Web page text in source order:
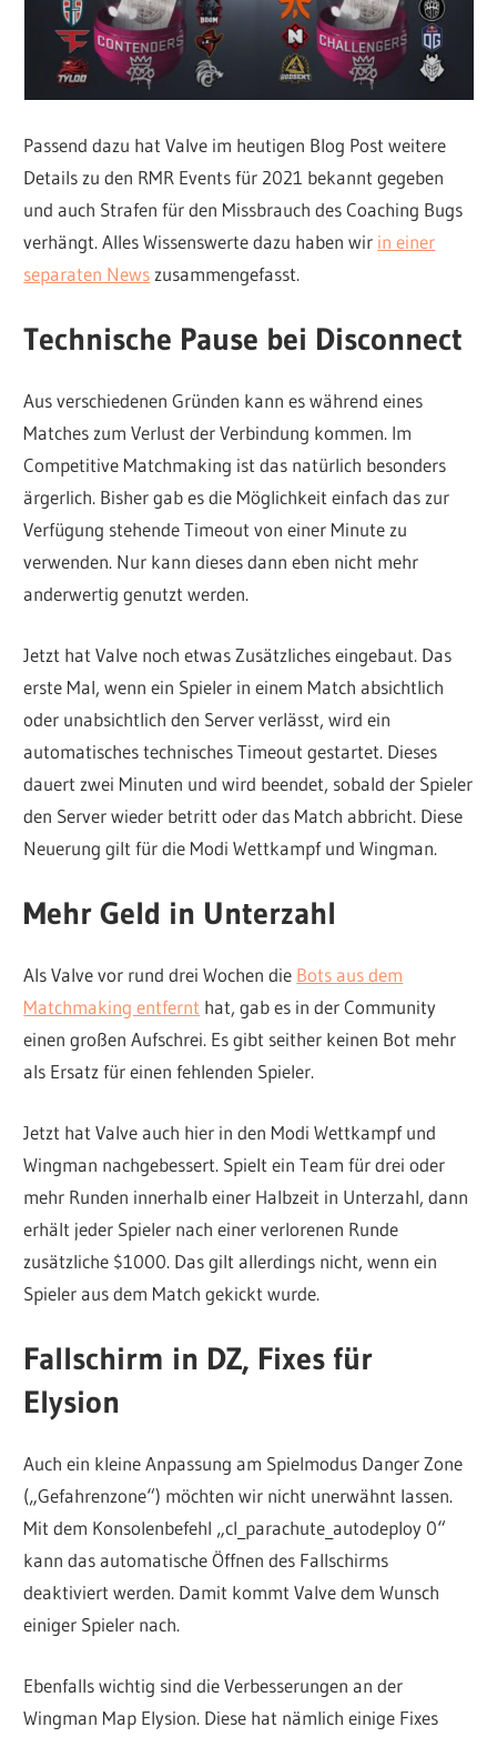
Passend dazu hat Valve im heutigen Blog Post weitere
Details zu den RMR Events für 2021 bekannt gegeben
und auch Strafen für den Missbrauch des Coaching Bugs
verhängt. Alles Wissenswerte dazu haben wir in einer
separaten News zusammengefasst.
Technische Pause bei Disconnect
Aus verschiedenen Gründen kann es während eines
Matches zum Verlust der Verbindung kommen. Im
Competitive Matchmaking ist das natürlich besonders
ärgerlich. Bisher gab es die Möglichkeit einfach das zur
Verfügung stehende Timeout von einer Minute zu
verwenden. Nur kann dieses dann eben nicht mehr
anderwertig genutzt werden.
Jetzt hat Valve noch etwas Zusätzliches eingebaut. Das
erste Mal, wenn ein Spieler in einem Match absichtlich
oder unabsichtlich den Server verlässt, wird ein
automatisches technisches Timeout gestartet. Dieses
dauert zwei Minuten und wird beendet, sobald der Spieler
den Server wieder betritt oder das Match abbricht. Diese
Neuerung gilt für die Modi Wettkampf und Wingman.
Mehr Geld in Unterzahl
Als Valve vor rund drei Wochen die Bots aus dem
Matchmaking entfernt hat, gab es in der Community
einen großen Aufschrei. Es gibt seither keinen Bot mehr
als Ersatz für einen fehlenden Spieler.
Jetzt hat Valve auch hier in den Modi Wettkampf und
Wingman nachgebessert. Spielt ein Team für drei oder
mehr Runden innerhalb einer Halbzeit in Unterzahl, dann
erhält jeder Spieler nach einer verlorenen Runde
zusätzliche $1000. Das gilt allerdings nicht, wenn ein
Spieler aus dem Match gekickt wurde.
Fallschirm in DZ, Fixes für
Elysion
Auch ein kleine Anpassung am Spielmodus Danger Zone
(„Gefahrenzone“) möchten wir nicht unerwähnt lassen.
Mit dem Konsolenbefehl „cl_parachute_autodeploy 0“
kann das automatische Öffnen des Fallschirms
deaktiviert werden. Damit kommt Valve dem Wunsch
einiger Spieler nach.
Ebenfalls wichtig sind die Verbesserungen an der
Wingman Map Elysion. Diese hat nämlich einige Fixes